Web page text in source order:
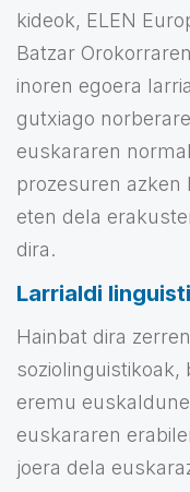
kideok, ELEN
Batzar
inoren egoera
gutxiago
euskararen
prozesuren azken
eten dela
dira.
Larrialdi
Hainbat dira
soziolinguistikoak,
eremu
euskararen
joera dela